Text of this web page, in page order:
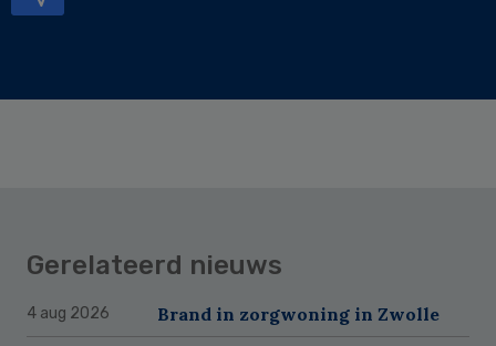
Gerelateerd nieuws
4 aug 2026 Brand in zorgwoning in Zwolle